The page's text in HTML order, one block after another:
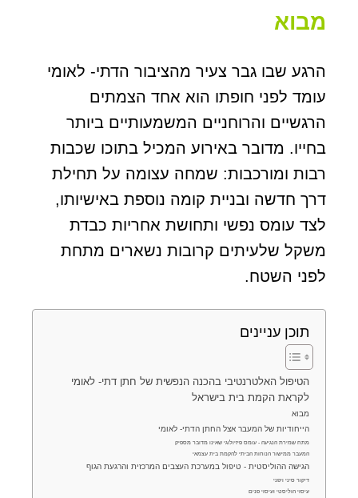
מבוא
הרגע שבו גבר צעיר מהציבור הדתי- לאומי
עומד לפני חופתו הוא אחד הצמתים
הרגשיים והרוחניים המשמעותיים ביותר
בחייו. מדובר באירוע המכיל בתוכו שכבות
רבות ומורכבות: שמחה עצומה על תחילת
דרך חדשה ובניית קומה נוספת באישיותו,
לצד עומס נפשי ותחושת אחריות כבדת
משקל שלעיתים קרובות נשארים מתחת
לפני השטח.
תוכן עניינים
הטיפול האלטרנטיבי בהכנה הנפשית של חתן דתי- לאומי
לקראת הקמת בית בישראל
מבוא
הייחודיות של המעבר אצל החתן הדתי- לאומי
מתח שמירת הנגיעה - עומס פיזיולוגי שאינו מדובר מספיק
המעבר ממישור הנוחות הביתי להקמת בית עצמאי
הגישה ההוליסטית - טיפול במערכת העצבים המרכזית והרגעת הגוף
דיקור סיני ויפני
עיסוי הוליסטי ועיסוי פנים